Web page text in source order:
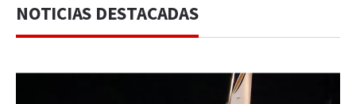
NOTICIAS DESTACADAS